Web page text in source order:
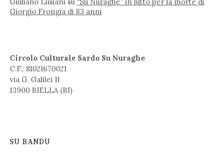
Giorgio Frongia di 83 anni
Circolo Culturale Sardo Su Nuraghe
C.F.: 81021670021
via G. Galilei 11
13900 BIELLA (BI)
SU BANDU